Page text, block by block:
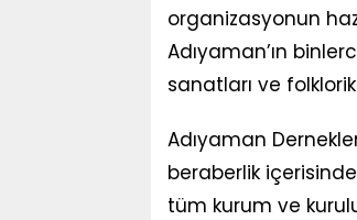
organizasyonun
Adıyaman’ın
sanatları ve
Adıyaman
beraberlik
tüm kurum ve